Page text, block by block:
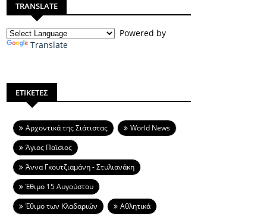
TRANSLATE
Powered by
Translate
ΕΤΙΚΕΤΕΣ
Aρχοντικά της Σιάτιστας
World News
Άγιος Παϊσιος
Άννα Γκουτζιαμάνη - Στυλιανάκη
Έθιμο 15 Αυγούστου
Έθιμο των Κλαδαριών
Αθλητικά